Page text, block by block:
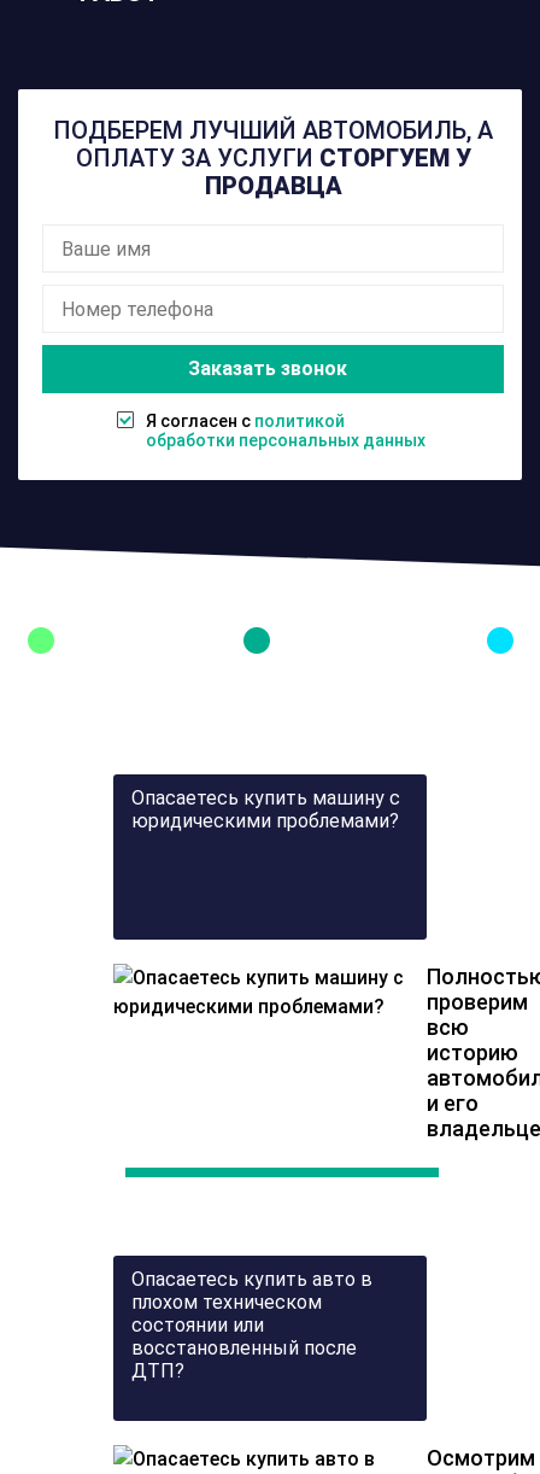
ПОДБЕРЕМ ЛУЧШИЙ АВТОМОБИЛЬ, А
ОПЛАТУ ЗА УСЛУГИ СТОРГУЕМ У
ПРОДАВЦА
Заказать звонок
1 Я согласен с политикой
обработки персональных данных
Опасаетесь купить машину с
юридическими проблемами?
проверим
всю
историю
и его
Опасаетесь купить авто в
плохом техническом
состоянии или
восстановленный после
ДТП?
Осмотрим